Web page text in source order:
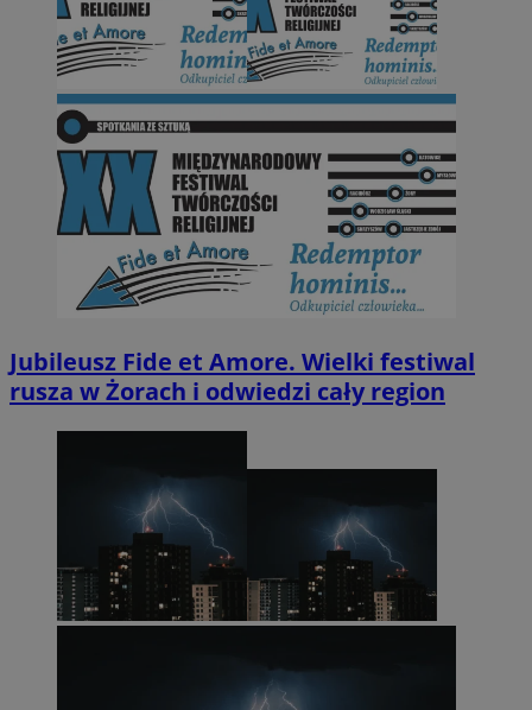
Jubileusz Fide et Amore. Wielki festiwal
rusza w Żorach i odwiedzi cały region